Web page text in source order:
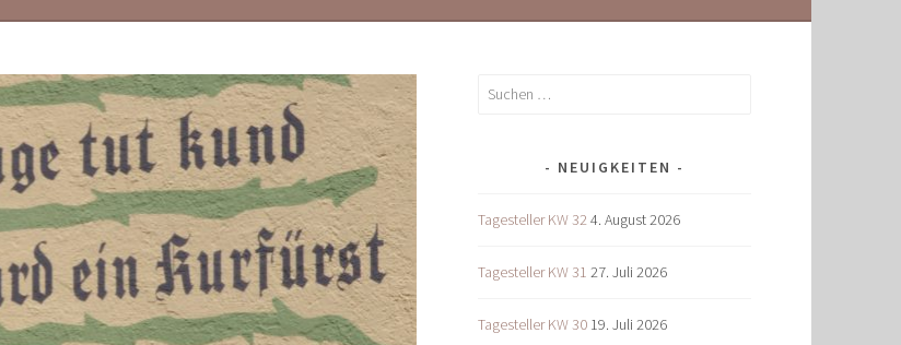
Suchen
NEUIGKEITEN
Tagesteller KW 324. August 2026
Tagesteller KW 31 27. Juli 2026
Tagesteller KW 30 19. Juli 2026